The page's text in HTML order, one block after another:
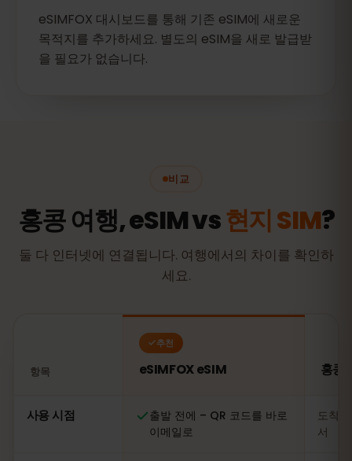
eSIMFOX 대시보드를 통해 기존 eSIM에 새로운
목적지를 추가하세요. 별도의 eSIM을 새로 발급받
을 필요가 없습니다.
비교
홍콩 여행, eSIM vs현지 SIM?
둘 다 인터넷에 연결됩니다. 여행에서의 차이를 확인하
세요.
항목
추천
eSIMFOX eSIM 홍콩
사용 시점
출발 전에 – QR 코드를 바로
이메일로
도착
서